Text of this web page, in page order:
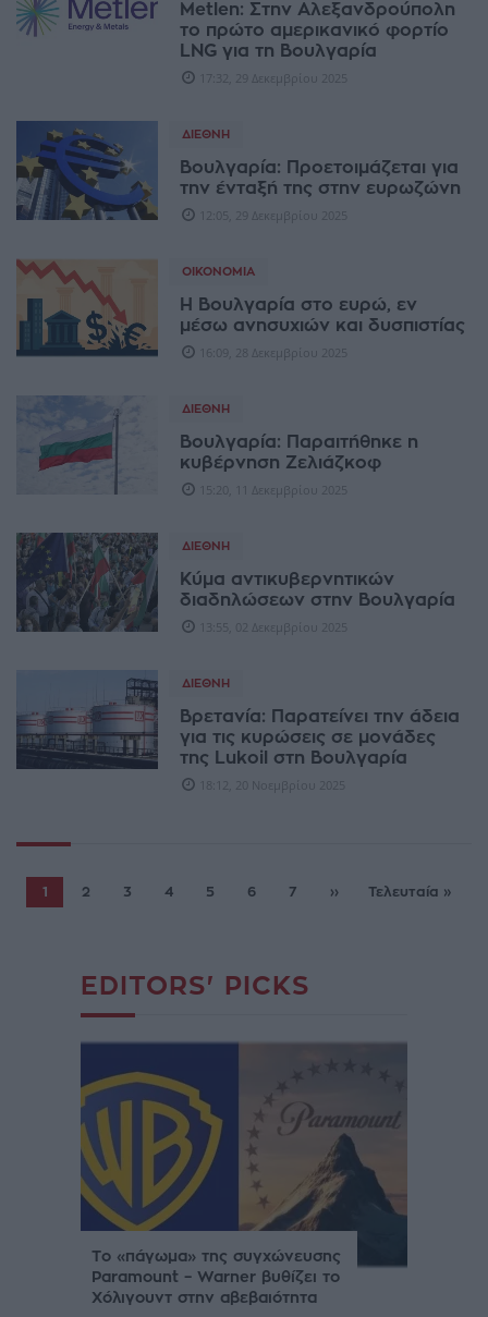
Metlen: Στην Αλεξανδρούπολη
το πρώτο αμερικανικό φορτίο
LNG για τη Βουλγαρία
17:32, 29 Δεκεμβρίου 2025
ΔΙΕΘΝΉ
Βουλγαρία: Προετοιμάζεται για
την ένταξή της στην ευρωζώνη
12:05, 29 Δεκεμβρίου 2025
ΟΙΚΟΝΟΜΊΑ
Η Βουλγαρία στο ευρώ, εν
μέσω ανησυχιών και δυσπιστίας
16:09, 28 Δεκεμβρίου 2025
ΔΙΕΘΝΉ
Βουλγαρία: Παραιτήθηκε η
κυβέρνηση Ζελιάζκοφ
15:20, 11 Δεκεμβρίου 2025
ΔΙΕΘΝΉ
Κύμα αντικυβερνητικών
διαδηλώσεων στην Βουλγαρία
13:55, 02 Δεκεμβρίου 2025
ΔΙΕΘΝΉ
Βρετανία: Παρατείνει την άδεια
για τις κυρώσεις σε μονάδες
της Lukoil στη Βουλγαρία
18:12, 20 Νοεμβρίου 2025
1 2 3 4 5 6 7 ›› Τελευταία »
EDITORS' PICKS
Το «πάγωμα» της συγχώνευσης
Paramount – Warner βυθίζει το
Χόλιγουντ στην αβεβαιότητα